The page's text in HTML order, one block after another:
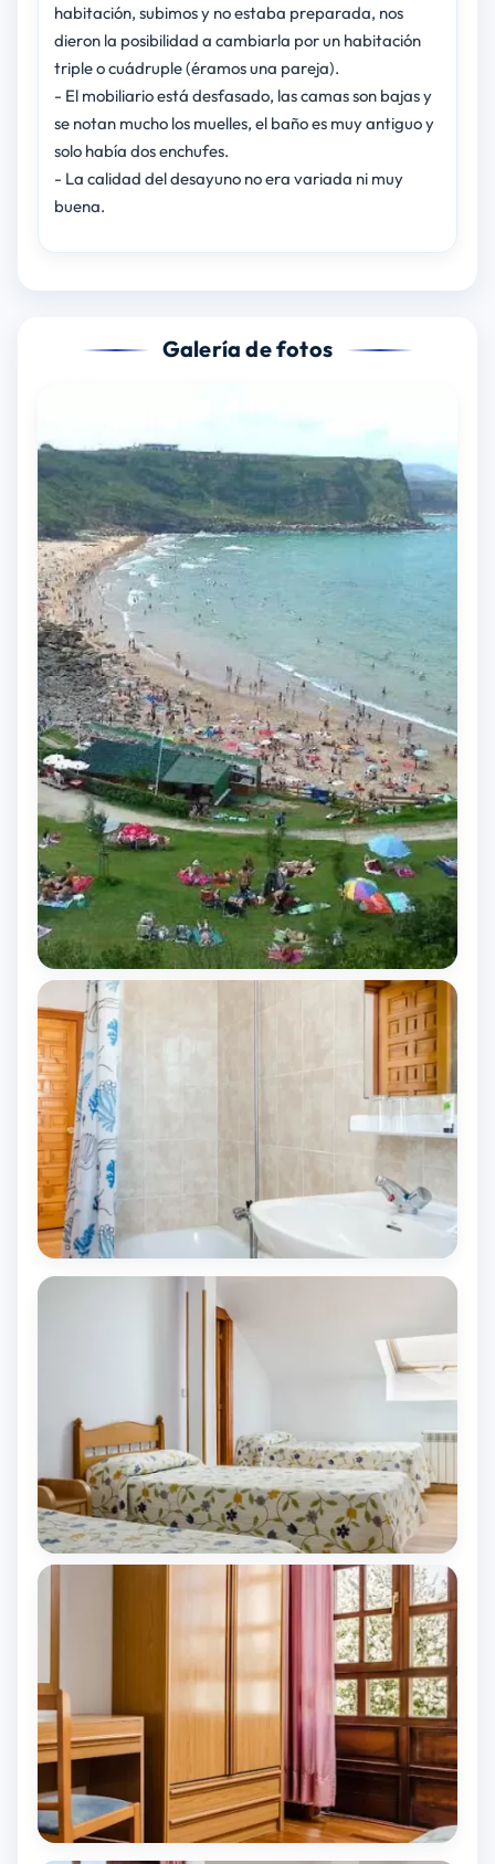
habitación, subimos y no estaba preparada, nos
dieron la posibilidad a cambiarla por un habitación
triple o cuádruple (éramos una pareja).
- El mobiliario está desfasado, las camas son bajas y
se notan mucho los muelles, el baño es muy antiguo y
solo había dos enchufes.
- La calidad del desayuno no era variada ni muy
buena.
Galería de fotos